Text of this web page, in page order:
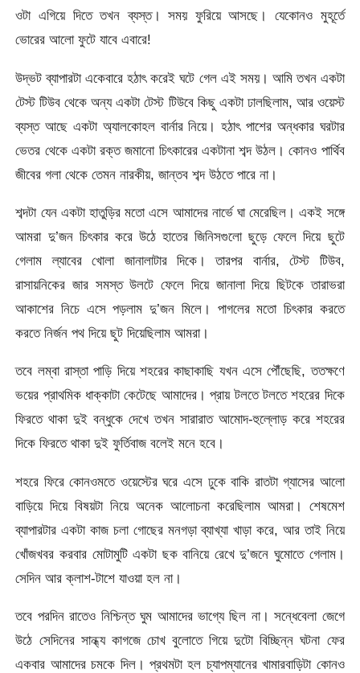
ওটা এগিয়ে দিতে তখন ব্যস্ত। সময় ফুরিয়ে আসছে। যেকোনও মুহূর্তে
ভোরের আলো ফুটে যাবে এবারে!
উদ্ভট ব্যাপারটা একেবারে হঠাৎ করেই ঘটে গেল এই সময়। আমি তখন একটা
টেস্ট টিউব থেকে অন্য একটা টেস্ট টিউবে কিছু একটা ঢালছিলাম, আর ওয়েস্ট
ব্যস্ত আছে একটা অ্যালকোহল বার্নার নিয়ে। হঠাৎ পাশের অন্ধকার ঘরটার
ভেতর থেকে একটা রক্ত জমানো চিৎকারের একটানা শব্দ উঠল। কোনও পার্থিব
জীবের গলা থেকে তেমন নারকীয়, জান্তব শব্দ উঠতে পারে না।
শব্দটা যেন একটা হাতুড়ির মতো এসে আমাদের নার্ভে ঘা মেরেছিল। একই সঙ্গে
আমরা দু’জন চিৎকার করে উঠে হাতের জিনিসগুলো ছুড়ে ফেলে দিয়ে ছুটে
গেলাম ল্যাবের খোলা জানালাটার দিকে। তারপর বার্নার, টেস্ট টিউব,
রাসায়নিকের জার সমস্ত উলটে ফেলে দিয়ে জানালা দিয়ে ছিটকে তারাভরা
আকাশের নিচে এসে পড়লাম দু’জন মিলে। পাগলের মতো চিৎকার করতে
করতে নির্জন পথ দিয়ে ছুট দিয়েছিলাম আমরা।
তবে লম্বা রাস্তা পাড়ি দিয়ে শহরের কাছাকাছি যখন এসে পৌঁছেছি, ততক্ষণে
ভয়ের প্রাথমিক ধাক্কাটা কেটেছে আমাদের। প্রায় টলতে টলতে শহরের দিকে
ফিরতে থাকা দুই বন্ধুকে দেখে তখন সারারাত আমোদ-হুল্লোড় করে শহরের
দিকে ফিরতে থাকা দুই ফুর্তিবাজ বলেই মনে হবে।
শহরে ফিরে কোনওমতে ওয়েস্টের ঘরে এসে ঢুকে বাকি রাতটা গ্যাসের আলো
বাড়িয়ে দিয়ে বিষয়টা নিয়ে অনেক আলোচনা করেছিলাম আমরা। শেষমেশ
ব্যাপারটার একটা কাজ চলা গোছের মনগড়া ব্যাখ্যা খাড়া করে, আর তাই নিয়ে
খোঁজখবর করবার মোটামুটি একটা ছক বানিয়ে রেখে দু’জনে ঘুমোতে গেলাম।
সেদিন আর ক্লাশ-টাশে যাওয়া হল না।
তবে পরদিন রাতেও নিশ্চিন্ত ঘুম আমাদের ভাগ্যে ছিল না। সন্ধেবেলা জেগে
উঠে সেদিনের সান্ধ্য কাগজে চোখ বুলোতে গিয়ে দুটো বিচ্ছিন্ন ঘটনা ফের
একবার আমাদের চমকে দিল। প্রথমটা হল চ্যাপম্যানের খামারবাড়িটা কোনও